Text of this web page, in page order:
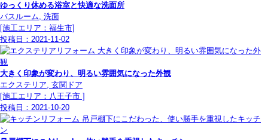
ゆっくり休める浴室と快適な洗面所
バスルーム, 洗面
[施工エリア：福生市]
投稿日： 2021-11-02
大きく印象が変わり、明るい雰囲気になった外観
エクステリア, 玄関ドア
[施工エリア：八王子市 ]
投稿日： 2021-10-20